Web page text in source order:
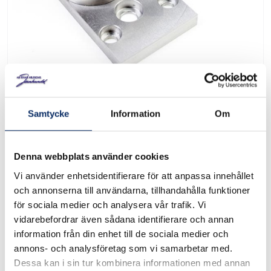
Samtycke Information Om
Denna webbplats använder cookies
Vi använder enhetsidentifierare för att anpassa innehållet
och annonserna till användarna, tillhandahålla funktioner
för sociala medier och analysera vår trafik. Vi
vidarebefordrar även sådana identifierare och annan
information från din enhet till de sociala medier och
annons- och analysföretag som vi samarbetar med.
Dessa kan i sin tur kombinera informationen med annan
Proxxon hållare för
radiesvarvstål
Art. nr: 24062
Monteras på tvärsliden istället för vridverktygshållaren. För
att producera konvexa och konkava former, för att vrida
radier eller 3/4 sfärer upp till max. 32 mm radie. Passar till
Proxxon FD 150/E, Proxxon PD 250/E, Proxxon PD 400